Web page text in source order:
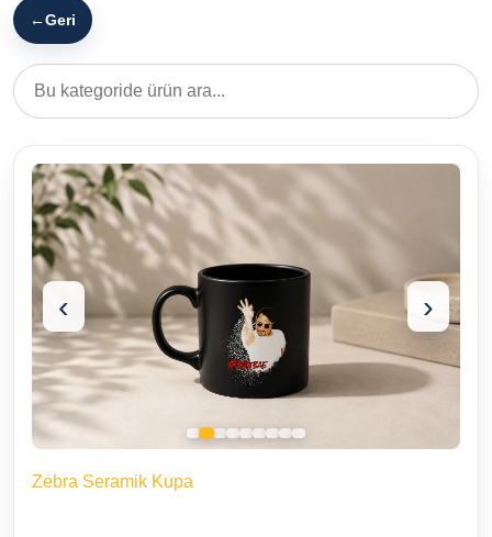
←Geri
‹ ›
Zebra Seramik Kupa